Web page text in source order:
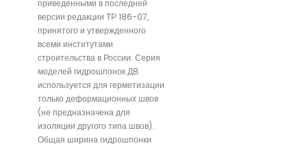
приведенными в последней
версии редакции ТР 186-07,
принятого и утвержденного
всеми институтами
строительства в России. Серия
моделей гидрошпонок ДВ
используется для герметизации
только деформационных швов
(не предназначена для
изоляции другого типа швов).
Общая ширина гидрошпонки